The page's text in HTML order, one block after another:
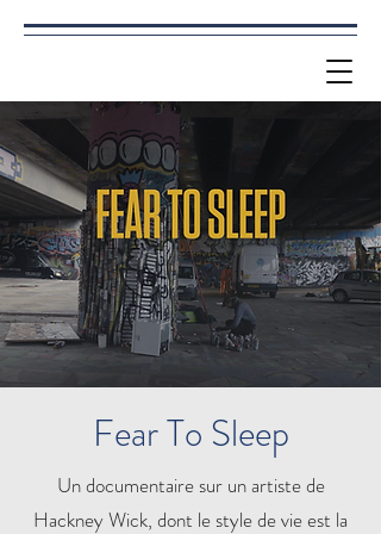
Fear To Sleep
Un documentaire sur un artiste de
Hackney Wick, dont le style de vie est la